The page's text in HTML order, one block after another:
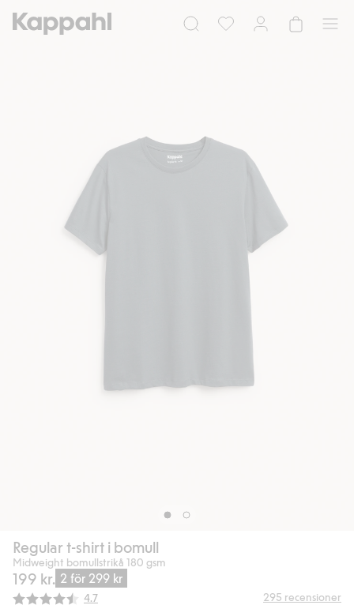
Regular t-shirt i bomull
Midweight bomullstrikå 180 gsm
199 kr. 2 för 299 kr
Snittbetyg:
4.7 295 recensioner